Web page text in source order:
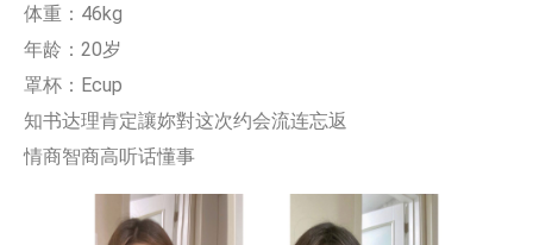
体重：46kg
年龄：20岁
罩杯：Ecup
知书达理肯定讓妳對这次约会流连忘返
情商智商高听话懂事